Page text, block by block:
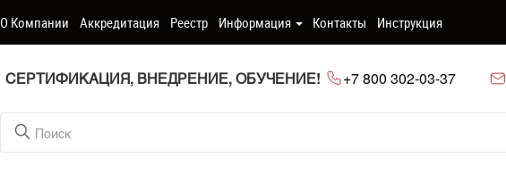
О Компании Аккредитация Реестр Информация Контакты Инструкция
СЕРТИФИКАЦИЯ, ВНЕДРЕНИЕ, ОБУЧЕНИЕ! +7 800 302-03-37